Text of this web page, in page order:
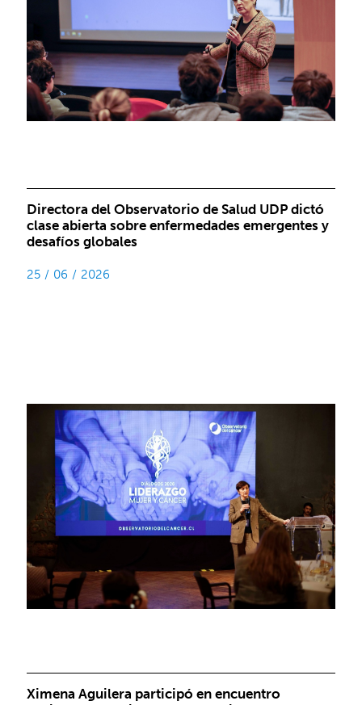
Directora del Observatorio de Salud UDP dictó
clase abierta sobre enfermedades emergentes y
desafíos globales
25 / 06 / 2026
Ximena Aguilera participó en encuentro